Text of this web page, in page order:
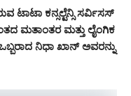
ಟಾಟಾ ಕನ್ಸಲ್ಟೆನ್ಸಿ ಸರ್ವಿಸಸ್
ಮತಾಂತರ ಮತ್ತು ಲೈಂಗಿಕ
ನಿಧಾ ಖಾನ್ ಅವರನ್ನು